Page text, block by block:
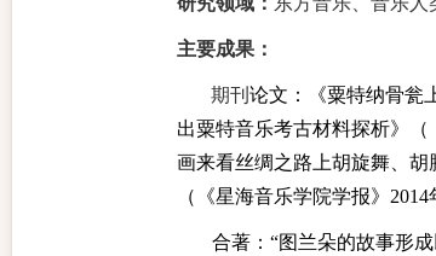
主要成果：
期刊 论文 ： 《粟特纳骨瓮
出粟特音乐考古材料探析》（
画来看丝绸之路上胡旋舞、胡
（《星海音乐学院学报》 2014
合著： “图兰朵的故事形